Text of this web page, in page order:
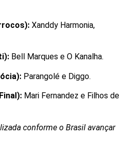
Xanddy Harmonia,
Bell Marques e O Kanalha.
Parangolé e Diggo.
Mari Fernandez e Filhos de
conforme o Brasil avançar